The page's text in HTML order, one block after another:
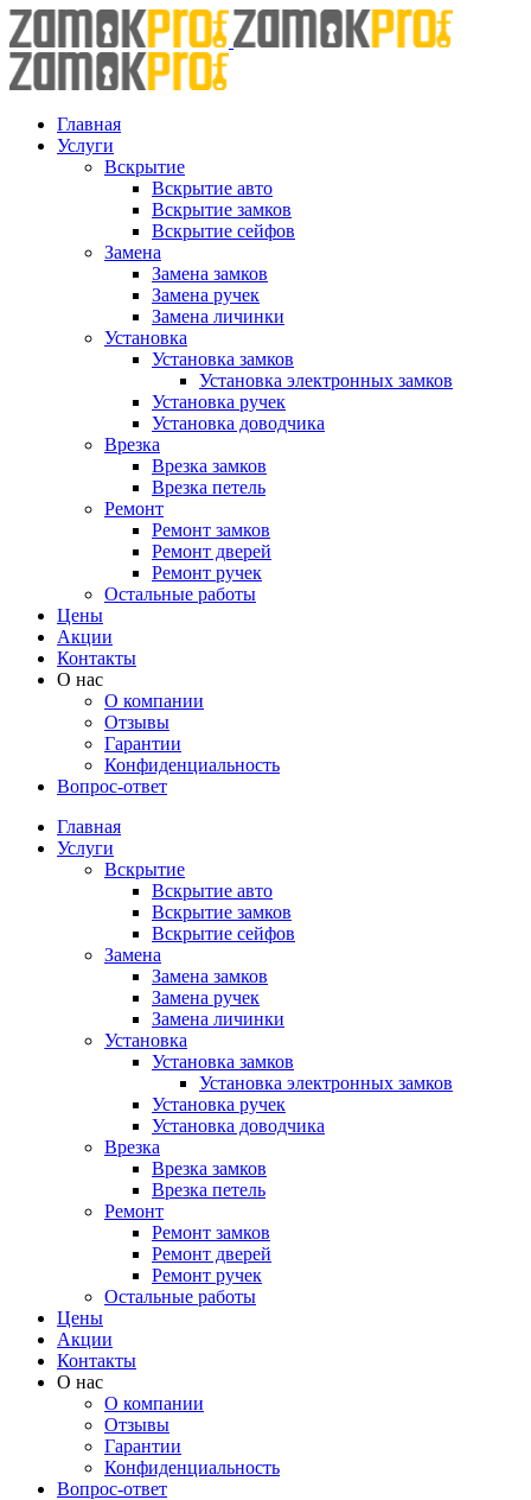
Skip
to
content
Главная
Услуги
Вскрытие
Вскрытие авто
Вскрытие замков
Вскрытие сейфов
Замена
Замена замков
Замена ручек
Замена личинки
Установка
Установка замков
Установка электронных замков
Установка ручек
Установка доводчика
Врезка
Врезка замков
Врезка петель
Ремонт
Ремонт замков
Ремонт дверей
Ремонт ручек
Остальные работы
Цены
Акции
Контакты
О нас
О компании
Отзывы
Гарантии
Конфиденциальность
Вопрос-ответ
Главная
Услуги
Вскрытие
Вскрытие авто
Вскрытие замков
Вскрытие сейфов
Замена
Замена замков
Замена ручек
Замена личинки
Установка
Установка замков
Установка электронных замков
Установка ручек
Установка доводчика
Врезка
Врезка замков
Врезка петель
Ремонт
Ремонт замков
Ремонт дверей
Ремонт ручек
Остальные работы
Цены
Акции
Контакты
О нас
О компании
Отзывы
Гарантии
Конфиденциальность
Вопрос-ответ